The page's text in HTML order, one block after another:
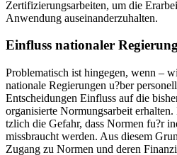
Zertifizierungsarbeiten, um die
Anwendung auseinanderzuhalten.
Einfluss nationaler
Problematisch ist hingegen, wenn –
nationale Regierungen u?ber
Entscheidungen Einfluss auf die
organisierte Normungsarbeit
tzlich die Gefahr, dass Normen fu?r
missbraucht werden. Aus diesem
Zugang zu Normen und deren